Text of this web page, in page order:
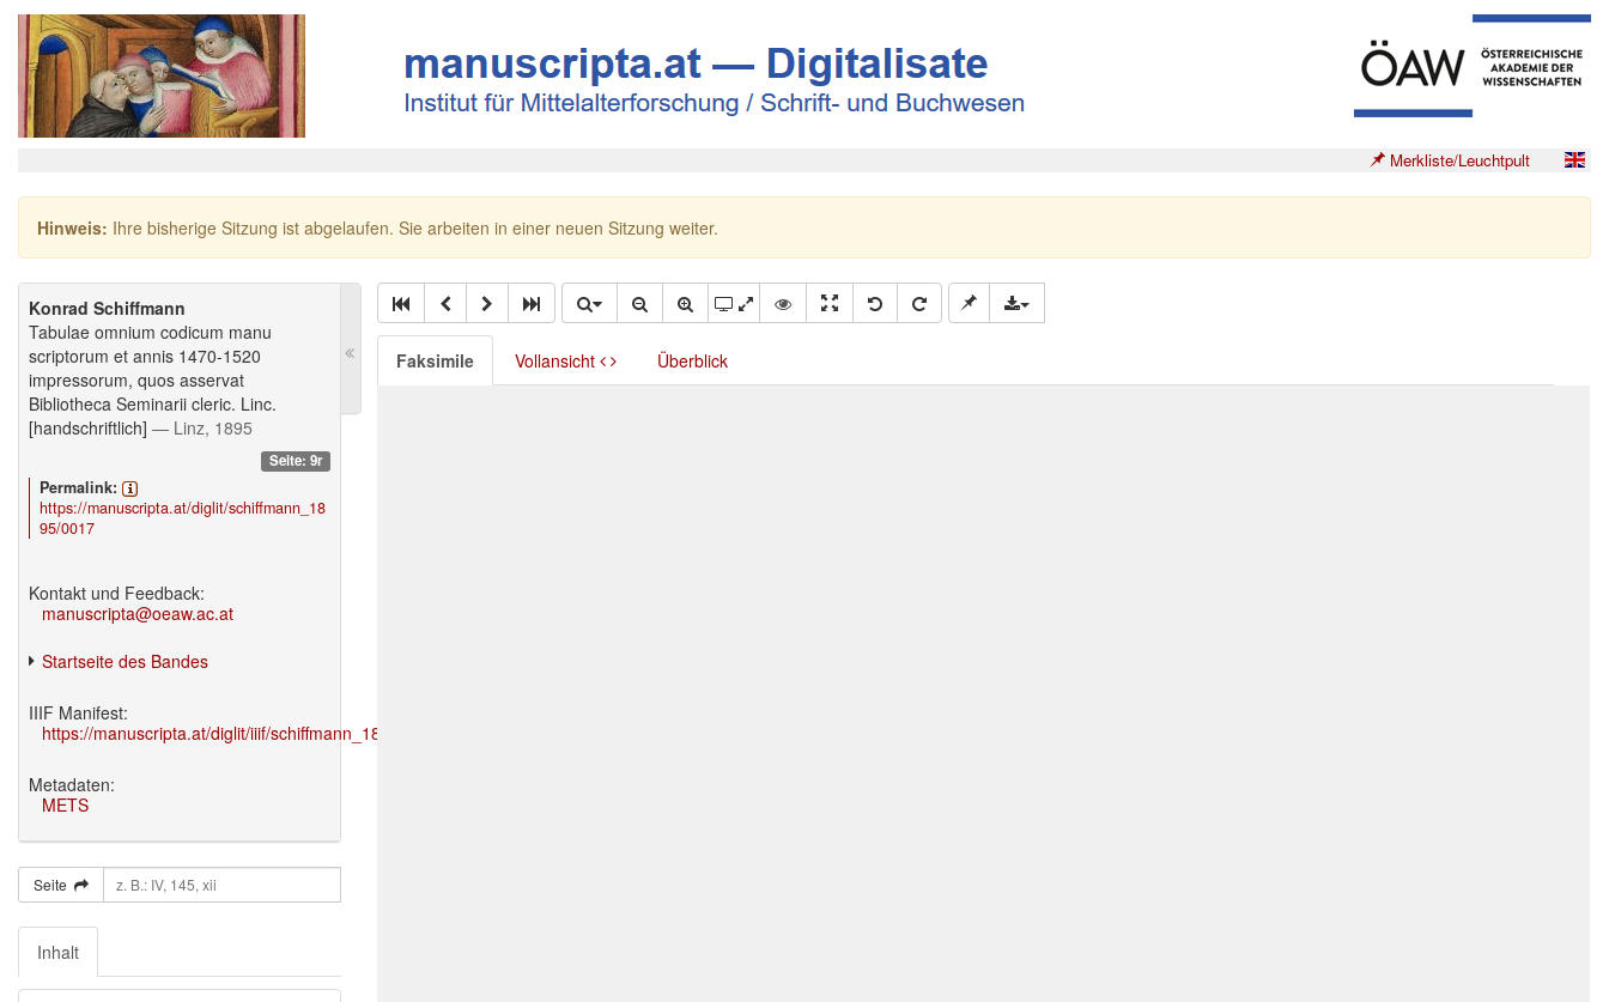
Merkliste/Leuchtpult
Hinweis: Ihre bisherige Sitzung ist abgelaufen. Sie arbeiten in einer neuen Sitzung weiter.
Konrad Schiffmann
Tabulae omnium codicum manu
scriptorum et annis 1470-1520
impressorum, quos asservat
Bibliotheca Seminarii cleric. Linc.
[handschriftlich] — Linz, 1895
Seite: 9r
Permalink:
https://manuscripta.at/diglit/schiffmann_18
95/0017
Kontakt und Feedback:
manuscripta@oeaw.ac.at
Startseite des Bandes
IIIF Manifest:
https://manuscripta.at/diglit/iiif/schiffmann_1895/manifest.json
Metadaten:
METS
Seite
Inhalt
Faksimile Vollansicht Überblick